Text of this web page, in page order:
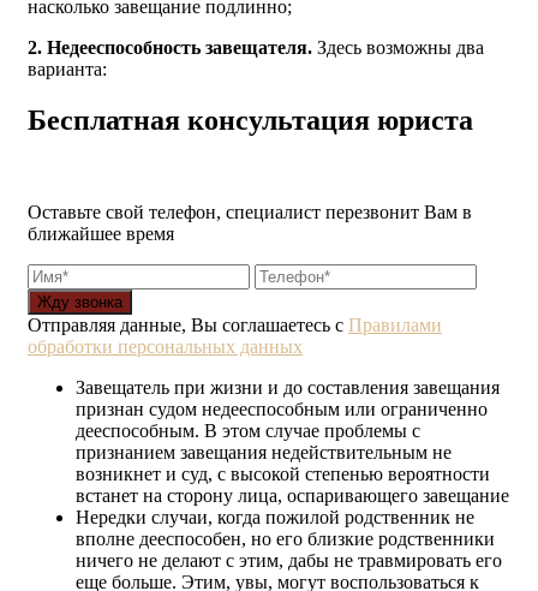
насколько завещание подлинно;
2. Недееспособность завещателя. Здесь возможны два
варианта:
Бесплатная консультация юриста
Оставьте свой телефон, специалист перезвонит Вам в
ближайшее время
Жду звонка
Отправляя данные, Вы соглашаетесь с Правилами
обработки персональных данных
Завещатель при жизни и до составления завещания
признан судом недееспособным или ограниченно
дееспособным. В этом случае проблемы с
признанием завещания недействительным не
возникнет и суд, с высокой степенью вероятности
встанет на сторону лица, оспаривающего завещание
Нередки случаи, когда пожилой родственник не
вполне дееспособен, но его близкие родственники
ничего не делают с этим, дабы не травмировать его
еще больше. Этим, увы, могут воспользоваться к